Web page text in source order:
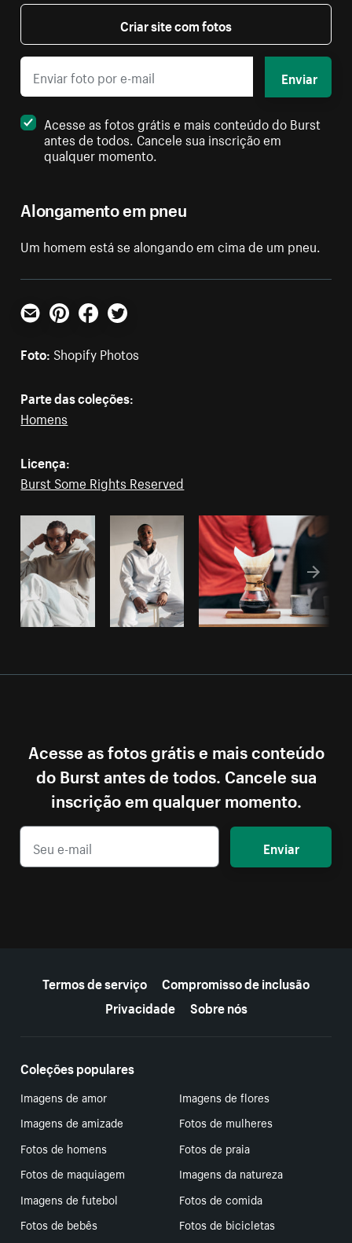
Alongamento em pneu
Um homem está se alongando em cima de um pneu.
Criar site com fotos
Enviar
Acesse as fotos grátis e mais conteúdo do Burst
antes de todos. Cancele sua inscrição em
qualquer momento.
E-mailPinterestFacebookTwitter
Foto: Shopify Photos
Parte das coleções:
Homens
Licença:
Burst Some Rights Reserved
Acesse as fotos grátis e mais conteúdo
do Burst antes de todos. Cancele sua
inscrição em qualquer momento.
Enviar
Termos de serviço
Compromisso de inclusão
Privacidade
Sobre nós
Coleções populares
Imagens de amor
Imagens de flores
Imagens de amizade
Fotos de mulheres
Fotos de homens
Fotos de praia
Fotos de maquiagem
Imagens da natureza
Imagens de futebol
Fotos de comida
Fotos de bebês
Fotos de bicicletas